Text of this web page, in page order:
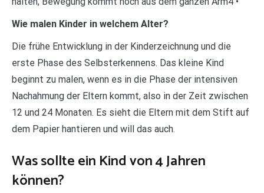
Wie malen Kinder in welchem Alter?
Die frühe Entwicklung in der Kinderzeichnung und die
erste Phase des Selbsterkennens. Das kleine Kind
beginnt zu malen, wenn es in die Phase der intensiven
Nachahmung der Eltern kommt, also in der Zeit zwischen
12 und 24 Monaten. Es sieht die Eltern mit dem Stift auf
dem Papier hantieren und will das auch.
Was sollte ein Kind von 4 Jahren
können?